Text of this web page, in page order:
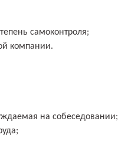
самоконтроля;
компании.
на собеседовании;